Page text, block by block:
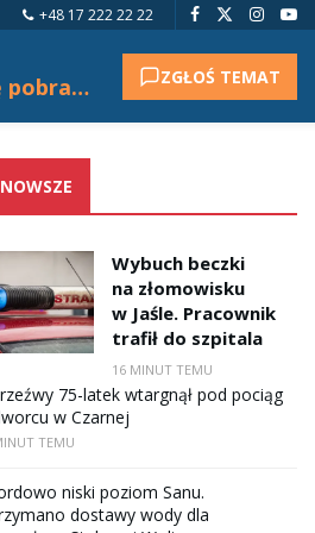
+48 17 222 22 22
Nie udało się pobrać tytułu. ZGŁOŚ TEMAT
Wybuch beczki
na złomowisku
w Jaśle. Pracownik
trafił do szpitala
16 MINUT TEMU
75-latek wtargnął pod pociąg
w Czarnej
TEMU
niski poziom Sanu.
dostawy wody dla